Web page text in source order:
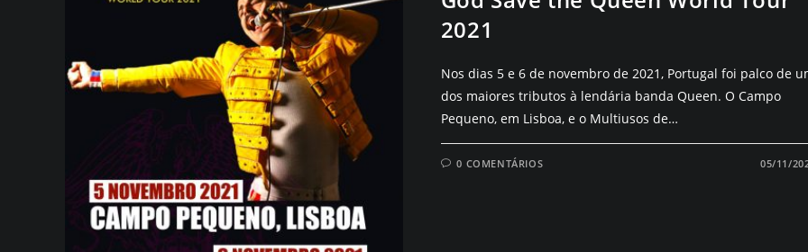
2021
Nos dias 5 e 6 de novembro de 2021, Portugal foi palco de
dos maiores tributos à lendária banda Queen. O Campo
Pequeno, em Lisboa, e o Multiusos de…
0 COMENTÁRIOS 05/11/